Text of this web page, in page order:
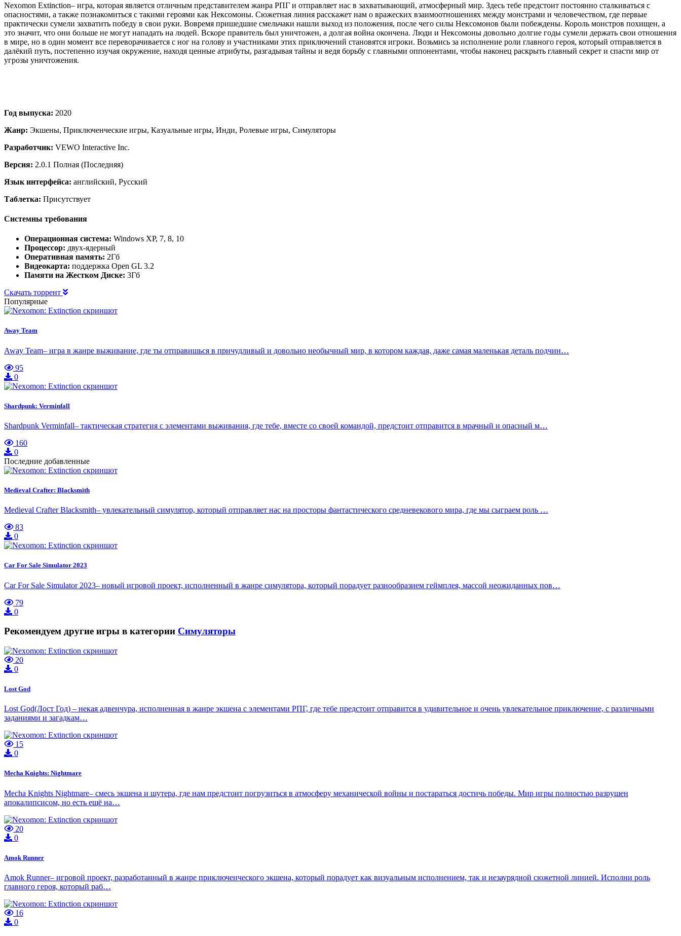
Nexomon Extinction– игра, которая является отличным представителем жанра РПГ и отправляет нас в захватывающий, атмосферный мир. Здесь тебе предстоит постоянно сталкиваться с
опасностями, а также познакомиться с такими героями как Нексомоны. Сюжетная линия расскажет нам о вражеских взаимоотношениях между монстрами и человечеством, где первые
практически сумели захватить победу в свои руки. Вовремя пришедшие смельчаки нашли выход из положения, после чего силы Нексомонов были побеждены. Король монстров похищен, а
это значит, что они больше не могут нападать на людей. Вскоре правитель был уничтожен, а долгая война окончена. Люди и Нексомоны довольно долгие годы сумели держать свои отношения
в мире, но в один момент все переворачивается с ног на голову и участниками этих приключений становятся игроки. Возьмись за исполнение роли главного героя, который отправляется в
далёкий путь, постепенно изучая окружение, находя ценные атрибуты, разгадывая тайны и ведя борьбу с главными оппонентами, чтобы наконец раскрыть главный секрет и спасти мир от
угрозы уничтожения.
Год выпуска: 2020
Жанр: Экшены, Приключенческие игры, Казуальные игры, Инди, Ролевые игры, Симуляторы
Разработчик: VEWO Interactive Inc.
Версия: 2.0.1 Полная (Последняя)
Язык интерфейса: английский, Русский
Таблетка: Присутствует
Системны требования
Операционная система: Windows XP, 7, 8, 10
Процессор: двух-ядерный
Оперативная память: 2Гб
Видеокарта: поддержка Open GL 3.2
Памяти на Жестком Диске: 3Гб
Скачать торрент
Популярные
Away Team
Away Team– игра в жанре выживание, где ты отправишься в причудливый и довольно необычный мир, в котором каждая, даже самая маленькая деталь подчин…
95
0
Shardpunk: Verminfall
Shardpunk Verminfall– тактическая стратегия с элементами выживания, где тебе, вместе со своей командой, предстоит отправится в мрачный и опасный м…
160
0
Последние добавленные
Medieval Crafter: Blacksmith
Medieval Crafter Blacksmith– увлекательный симулятор, который отправляет нас на просторы фантастического средневекового мира, где мы сыграем роль …
83
0
Car For Sale Simulator 2023
Car For Sale Simulator 2023– новый игровой проект, исполненный в жанре симулятора, который порадует разнообразием геймплея, массой неожиданных пов…
79
0
Рекомендуем другие игры в категории Симуляторы
20
0
Lost God
Lost God(Лост Год) – некая адвенчура, исполненная в жанре экшена с элементами РПГ, где тебе предстоит отправится в удивительное и очень увлекательное приключение, с различными
заданиями и загадкам…
15
0
Mecha Knights: Nightmare
Mecha Knights Nightmare– смесь экшена и шутера, где нам предстоит погрузиться в атмосферу механической войны и постараться достичь победы. Мир игры полностью разрушен
апокалипсисом, но есть ещё на…
20
0
Amok Runner
Amok Runner– игровой проект, разработанный в жанре приключенческого экшена, который порадует как визуальным исполнением, так и незаурядной сюжетной линией. Исполни роль
главного героя, который раб…
16
0